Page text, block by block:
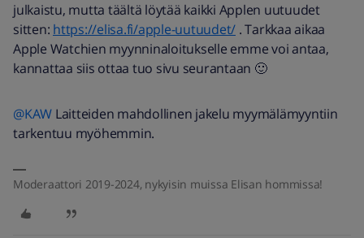
julkaistu, mutta täältä löytää kaikki Applen uutuudet
sitten: https://elisa.fi/apple-uutuudet/ . Tarkkaa aikaa
Apple Watchien myynninaloitukselle emme voi antaa,
kannattaa siis ottaa tuo sivu seurantaan 🙂
@KAW Laitteiden mahdollinen jakelu myymälämyyntiin
tarkentuu myöhemmin.
Moderaattori 2019-2024, nykyisin muissa Elisan hommissa!